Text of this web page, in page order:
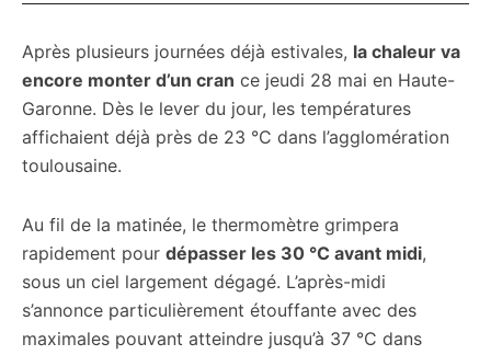
Après plusieurs journées déjà estivales, la chaleur va
encore monter d’un cran ce jeudi 28 mai en Haute-
Garonne. Dès le lever du jour, les températures
affichaient déjà près de 23 °C dans l’agglomération
toulousaine.
Au fil de la matinée, le thermomètre grimpera
rapidement pour dépasser les 30 °C avant midi,
sous un ciel largement dégagé. L’après-midi
s’annonce particulièrement étouffante avec des
maximales pouvant atteindre jusqu’à 37 °C dans